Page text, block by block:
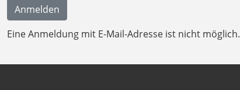
Eine Anmeldung mit E-Mail-Adresse ist nicht möglich.